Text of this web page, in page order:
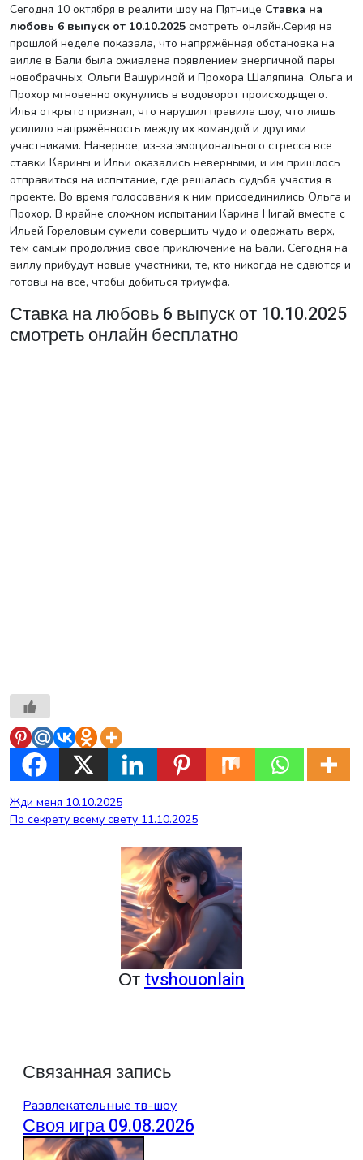
Сегодня 10 октября в реалити шоу на Пятнице Ставка на
любовь 6 выпуск от 10.10.2025 смотреть онлайн.Серия на
прошлой неделе показала, что напряжённая обстановка на
вилле в Бали была оживлена появлением энергичной пары
новобрачных, Ольги Вашуриной и Прохора Шаляпина. Ольга и
Прохор мгновенно окунулись в водоворот происходящего.
Илья открыто признал, что нарушил правила шоу, что лишь
усилило напряжённость между их командой и другими
участниками. Наверное, из-за эмоционального стресса все
ставки Карины и Ильи оказались неверными, и им пришлось
отправиться на испытание, где решалась судьба участия в
проекте. Во время голосования к ним присоединились Ольга и
Прохор. В крайне сложном испытании Карина Нигай вместе с
Ильей Гореловым сумели совершить чудо и одержать верх,
тем самым продолжив своё приключение на Бали. Сегодня на
виллу прибудут новые участники, те, кто никогда не сдаются и
готовы на всё, чтобы добиться триумфа.
Ставка на любовь 6 выпуск от 10.10.2025
смотреть онлайн бесплатно
Навигация
по
Жди меня 10.10.2025
По секрету всему свету 11.10.2025
Отtvshouonlain
Связанная запись
Развлекательные тв-шоу
Своя игра 09.08.2026